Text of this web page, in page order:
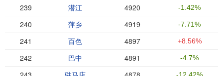
239 潜江 4920 -1.42%
240 萍乡 4919 -7.71%
241 百色 4897 +8.56%
242 巴中 4891 -4.7%